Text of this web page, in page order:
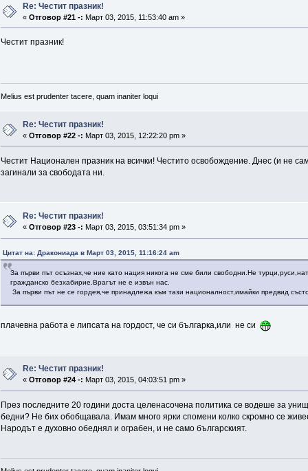
Re: Честит празник!
«Отговор #21 -: Март 03, 2015, 11:53:40 am »
Честит празник!
Melius est prudenter tacere, quam inaniter loqui
Re: Честит празник!
«Отговор #22 -: Март 03, 2015, 12:22:20 pm »
Честит Национален празник на всички! Честито освобождение. Днес (и не
загинали за свободата ни.
Re: Честит празник!
«Отговор #23 -: Март 03, 2015, 03:51:34 pm »
Цитат на: Дракониада в Март 03, 2015, 11:16:24 am
За първи път осъзнах,че ние като нация никога не сме били свободни.Не
гражданско безхабирие.Врагът не е извън нас.
За първи път не се гордея,че принадлежа към тази националност,имайки предвид
плачевна работа е липсата на гордост, че си българка,или не си
Re: Честит празник!
«Отговор #24 -: Март 03, 2015, 04:03:51 pm »
През последните 20 години доста целенасочена политика се водеше за
бедни? Не бих обобщавала. Имам много ярки спомени колко скромно се
Народът е духовно обеднял и ограбен, и не само българският.